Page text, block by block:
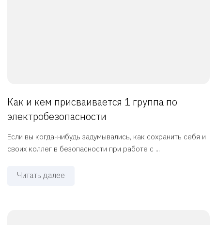
Как и кем присваивается 1 группа по
электробезопасности
Если вы когда-нибудь задумывались, как сохранить себя и
своих коллег в безопасности при работе с ...
Читать далее